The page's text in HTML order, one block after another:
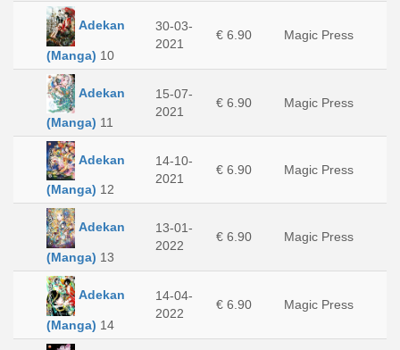
Adekan
(Manga) 10
30-03-
2021
€ 6.90 Magic Press
Adekan
(Manga) 11
15-07-
2021
€ 6.90 Magic Press
Adekan
(Manga) 12
14-10-
2021
€ 6.90 Magic Press
Adekan
(Manga) 13
13-01-
2022
€ 6.90 Magic Press
Adekan
(Manga) 14
14-04-
2022
€ 6.90 Magic Press